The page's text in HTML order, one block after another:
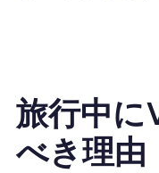
旅行中に
べき理由